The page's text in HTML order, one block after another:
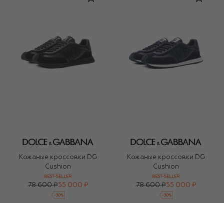
Кожаные кроссовки DG
Cushion
BEST-SELLER
78 600 ₽55 000 ₽
-30%
Кожаные кроссовки DG
Cushion
BEST-SELLER
78 600 ₽55 000 ₽
-30%